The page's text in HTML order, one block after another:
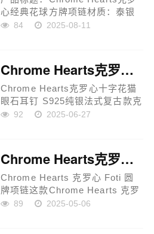
心经典花球方牌项链材质：泰银
（复古做旧灰氧化工艺）设计亮
方牌吊坠设计，凹凸花纹多样，
细节丰富...
84 2025-08-11
Chrome Hearts克罗心十字花猫眼石耳钉
Chrome Hearts克罗心十字花猫
眼石耳钉 S925纯银法式复古款克
罗心十字花耳钉采用经典做旧工
的法式复古美学。耳钉中心镶...
92 2025-06-27
Chrome Hearts克罗心Foti圆牌项链
Chrome Hearts 克罗心 Foti 圆
牌项链这款Chrome Hearts 克罗
心 Foti 圆牌项链是一款非常经典
89 2025-05-06